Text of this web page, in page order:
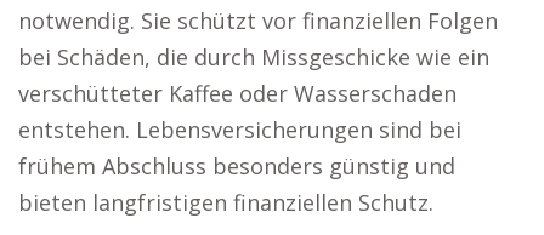
notwendig. Sie schützt vor finanziellen Folgen
bei Schäden, die durch Missgeschicke wie ein
verschütteter Kaffee oder Wasserschaden
entstehen. Lebensversicherungen sind bei
frühem Abschluss besonders günstig und
bieten langfristigen finanziellen Schutz.